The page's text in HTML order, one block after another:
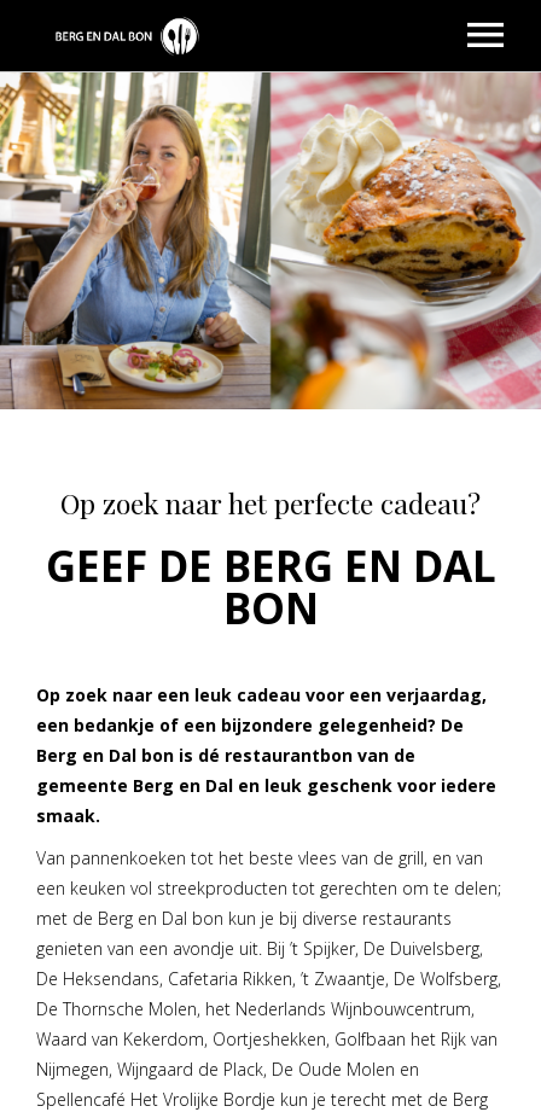
HOME
VERKOOPPUNTEN
RESTAURANTS
CADEAUPAKKETTEN
SALDO CHECK
CONTACT
INLOGGEN
Op zoek naar het perfecte cadeau?
GEEF DE BERG EN DAL
BON
Op zoek naar een leuk cadeau voor een verjaardag,
een bedankje of een bijzondere gelegenheid? De
Berg en Dal bon is dé restaurantbon van de
gemeente Berg en Dal en leuk geschenk voor iedere
smaak.
Van pannenkoeken tot het beste vlees van de grill, en van
een keuken vol streekproducten tot gerechten om te delen;
met de Berg en Dal bon kun je bij diverse restaurants
genieten van een avondje uit. Bij ’t Spijker, De Duivelsberg,
De Heksendans, Cafetaria Rikken, ’t Zwaantje, De Wolfsberg,
De Thornsche Molen, het Nederlands Wijnbouwcentrum,
Waard van Kekerdom, Oortjeshekken, Golfbaan het Rijk van
Nijmegen, Wijngaard de Plack, De Oude Molen en
Spellencafé Het Vrolijke Bordje kun je terecht met de Berg